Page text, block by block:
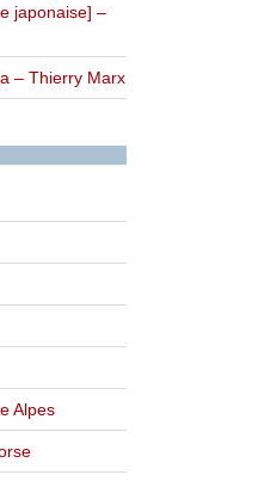
japonaise] –
– Thierry Marx
Alpes